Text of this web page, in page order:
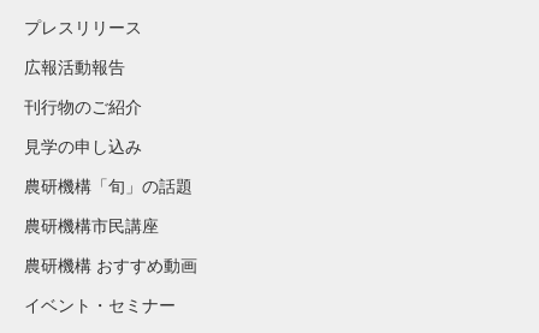
プレスリリース
広報活動報告
刊行物のご紹介
見学の申し込み
農研機構「旬」の話題
農研機構市民講座
農研機構 おすすめ動画
イベント・セミナー